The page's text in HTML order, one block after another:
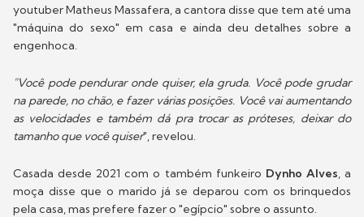
youtuber Matheus Massafera, a cantora disse que tem até uma
"máquina do sexo" em casa e ainda deu detalhes sobre a
engenhoca.
"Você pode pendurar onde quiser, ela gruda. Você pode grudar
na parede, no chão, e fazer várias posições. Você vai aumentando
as velocidades e também dá pra trocar as próteses, deixar do
tamanho que você quiser", revelou.
Casada desde 2021 com o também funkeiro Dynho Alves, a
moça disse que o marido já se deparou com os brinquedos
pela casa, mas prefere fazer o "egípcio" sobre o assunto.